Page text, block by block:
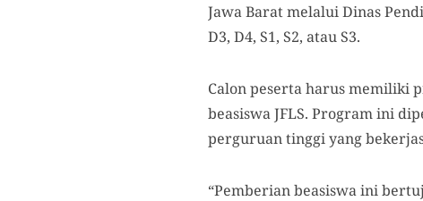
Jawa Barat melalui Dinas
D3, D4, S1, S2, atau S3.
Calon peserta harus memiliki
beasiswa JFLS. Program ini
perguruan tinggi yang
“Pemberian beasiswa ini